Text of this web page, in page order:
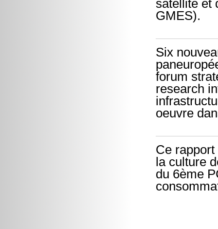
satellite et
GMES).
Six
forum
research
oeuvre
Ce
la culture
du 6ème